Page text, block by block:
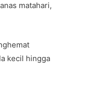
matahari,
kecil hingga